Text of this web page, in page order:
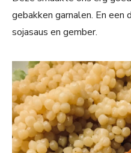
gebakken garnalen. En een
sojasaus en gember.